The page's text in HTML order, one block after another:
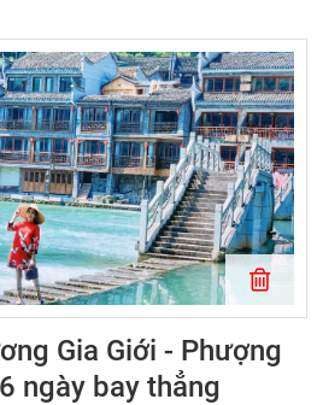
Gia Giới - Phượng
ngày bay thẳng